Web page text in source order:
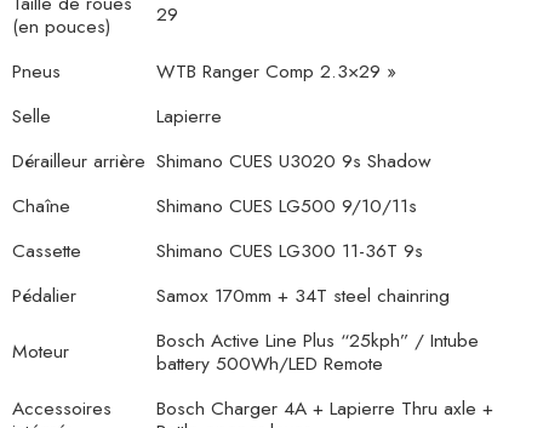
(en pouces)
29
Pneus
WTB Ranger Comp 2.3×29 »
Selle
Lapierre
Dérailleur arrière Shimano CUES U3020 9s Shadow
Chaîne
Shimano CUES LG500 9/10/11s
Cassette
Shimano CUES LG300 11-36T 9s
Pédalier
Samox 170mm + 34T steel chainring
Moteur
Bosch Active Line Plus “25kph” / Intube
battery 500Wh/LED Remote
Accessoires
Bosch Charger 4A + Lapierre Thru axle +